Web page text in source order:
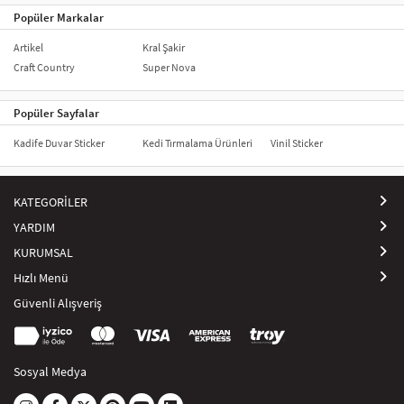
Pastalarınızı daha özel ve dikkat çekici hale getirmek için farklı model
Popüler Markalar
Artikel
Craft Country
Kral Şakir
Super Nova
Popüler Sayfalar
Kadife Duvar Sticker Kedi Tırmalama Ürünleri Vinil Sticker
KATEGORİLER
YARDIM
KURUMSAL
Hızlı Menü
Güvenli Alışveriş
Sosyal Medya